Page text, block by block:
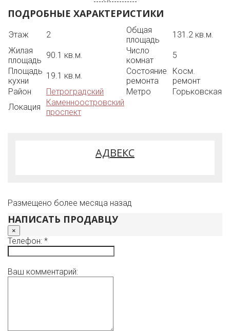
ПОДРОБНЫЕ ХАРАКТЕРИСТИКИ
Этаж 2
Общая
площадь
131.2 кв.м.
Жилая
площадь
90.1 кв.м.
Число
комнат
5
Площадь
кухни
19.1 кв.м.
Состояние
ремонта
Косм.
ремонт
Район
Петроградский Метро
Горьковская
Локация
Каменноостровский
проспект
АДВЕКС
Размещено более месяца назад
НАПИСАТЬ ПРОДАВЦУ
×
Телефон: *
Ваш комментарий: